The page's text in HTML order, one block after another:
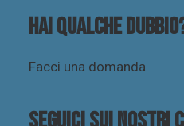
Hai qualche
Facci una domanda